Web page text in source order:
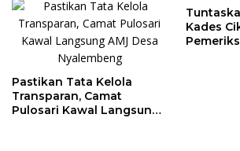
Pastikan Tata Kelola
Transparan, Camat
Pulosari Kawal Langsung
Kades